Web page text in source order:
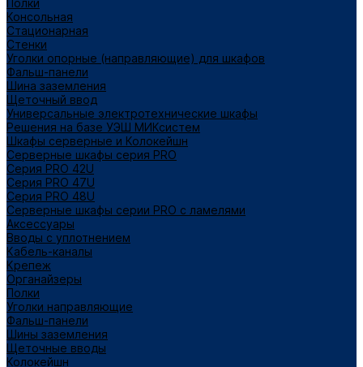
Полки
Консольная
Стационарная
Стенки
Уголки опорные (направляющие) для шкафов
Фальш-панели
Шина заземления
Щеточный ввод
Универсальные электротехнические шкафы
Решения на базе УЭШ МИКсистем
Шкафы серверные и Колокейшн
Серверные шкафы серия PRO
Серия PRO 42U
Серия PRO 47U
Серия PRO 48U
Серверные шкафы серии PRO с ламелями
Аксессуары
Вводы с уплотнением
Кабель-каналы
Крепеж
Органайзеры
Полки
Уголки направляющие
Фальш-панели
Шины заземления
Щеточные вводы
Колокейшн